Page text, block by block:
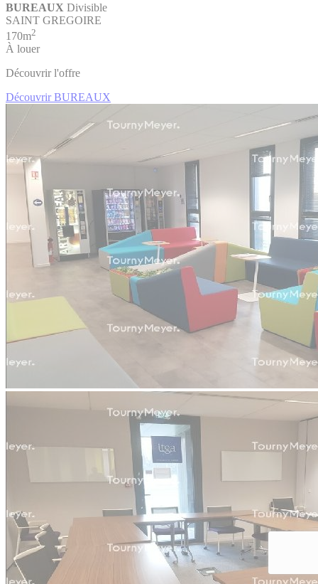
BUREAUX Divisible
SAINT GREGOIRE
170m2
À louer
Découvrir l'offre
Découvrir BUREAUX